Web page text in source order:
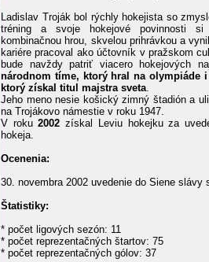
Ladislav Troják bol rýchly hokejista so
tréning a svoje hokejové povinnosti
kombinačnou hrou, skvelou prihrávkou a
kariére pracoval ako účtovník v pražskom
bude navždy patriť viacero hokejových
národnom tíme, ktorý hral na olympiáde
ktorý získal titul majstra sveta.
Jeho meno nesie košický zimný štadión a
na Trojákovo námestie v roku 1947.
V roku2002 získal Leviu hokejku za
hokeja.
Ocenenia:
30. novembra 2002 uvedenie do Siene slávy
Štatistiky:
* počet ligových sezón: 11
* počet reprezentačných štartov: 75
* počet reprezentačných gólov: 37